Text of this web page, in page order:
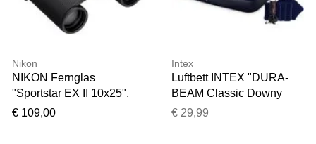
Nikon
NIKON Fernglas
"Sportstar EX II 10x25",
schwarz, B:11,4cm
€ 109,00
Intex
Luftbett INTEX "DURA-
BEAM Classic Downy
Airbed-Set", blau,
€ 29,99